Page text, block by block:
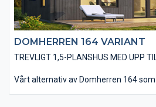
DOMHERREN 164 VARIANT
TREVLIGT 1,5-PLANSHUS MED UPP
Vårt alternativ av Domherren 164